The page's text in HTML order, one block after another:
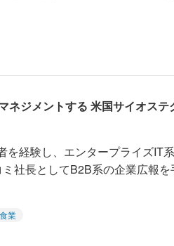
ネジメントする 米国サイオステ
を経験し、エンタープライズIT
社長としてB2B系の企業広報を
業